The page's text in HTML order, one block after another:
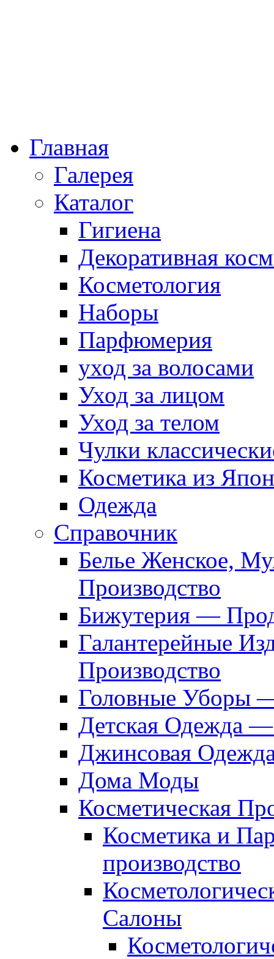
Главная
Галерея
Каталог
Гигиена
Декоративная
Косметология
Наборы
Парфюмерия
уход за волосами
Уход за лицом
Уход за телом
Чулки
Косметика из
Одежда
Справочник
Белье Женское,
Производство
Бижутерия —
Галантерейные
Производство
Головные Уборы
Детская Одежда
Джинсовая
Дома Моды
Косметическая
Косметика и
производство
Салоны